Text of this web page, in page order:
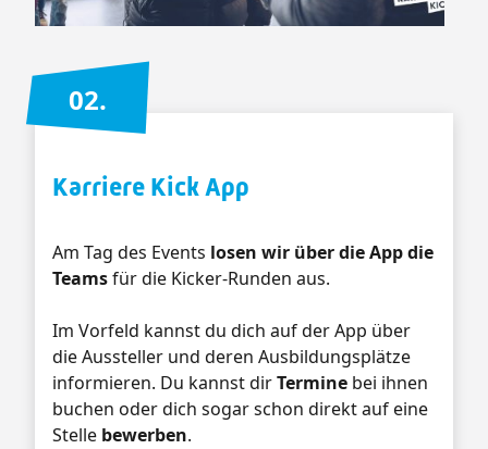
02.
Karriere Kick App
Am Tag des Events losen wir über die App die
Teamsfür die Kicker-Runden aus.
Im Vorfeld kannst du dich auf der App über
die Aussteller und deren Ausbildungsplätze
informieren. Du kannst dirTermine bei ihnen
buchen oder dich sogar schon direkt auf eine
Stelle bewerben.